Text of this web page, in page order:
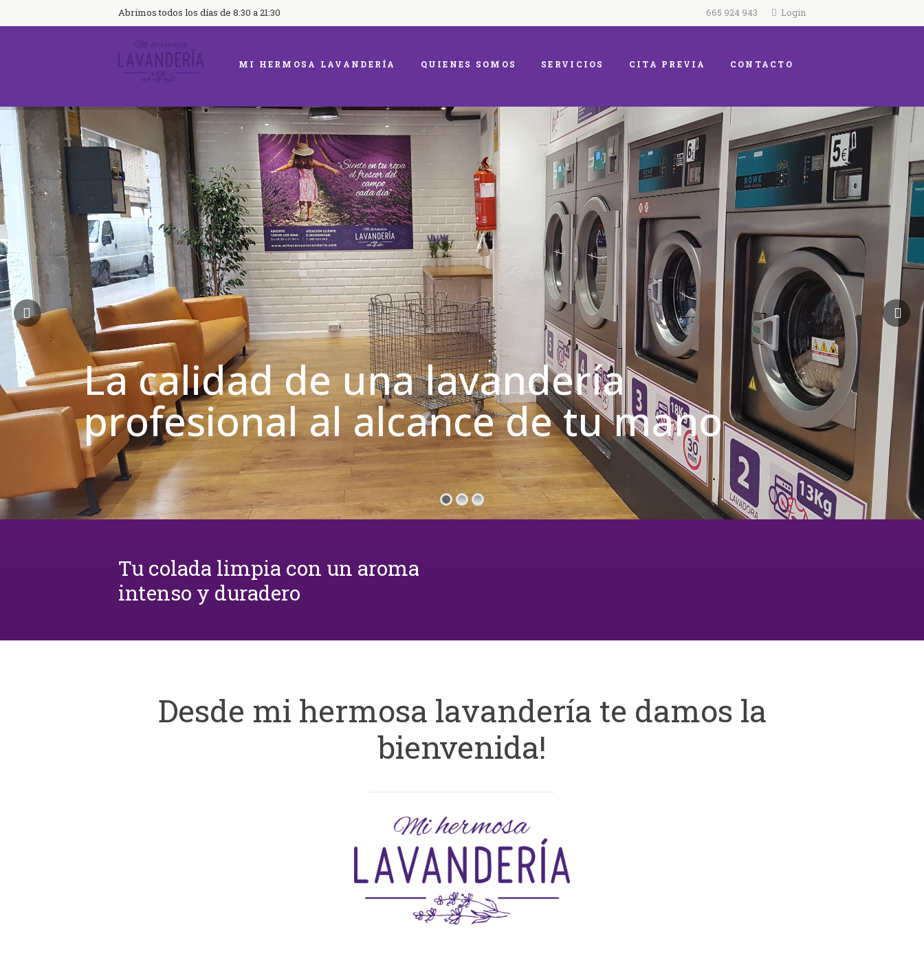
Abrimos todos los días de 8:30 a 21:30 665 924 943 Login
MI HERMOSA LAVANDERÍA QUIENES SOMOS SERVICIOS CITA PREVIA CONTACTO
La calidad de una lavandería
profesional al alcance de tu mano
Tu colada limpia con un aroma
intenso y duradero
Desde mi hermosa lavandería te damos la
bienvenida!